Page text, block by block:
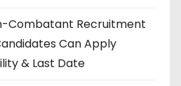
Combatant Recruitment
Can Apply
& Last Date